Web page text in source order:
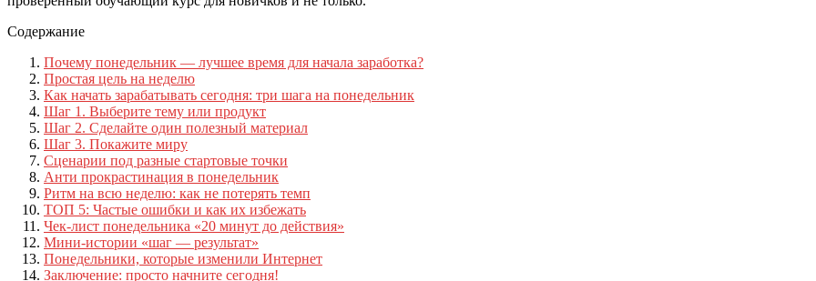
Содержание
Почему понедельник — лучшее время для начала заработка?
Простая цель на неделю
Как начать зарабатывать сегодня: три шага на понедельник
Шаг 1. Выберите тему или продукт
Шаг 2. Сделайте один полезный материал
Шаг 3. Покажите миру
Сценарии под разные стартовые точки
Анти прокрастинация в понедельник
Ритм на всю неделю: как не потерять темп
ТОП 5: Частые ошибки и как их избежать
Чек‑лист понедельника «20 минут до действия»
Мини‑истории «шаг — результат»
Понедельники, которые изменили Интернет
Заключение: просто начните сегодня!